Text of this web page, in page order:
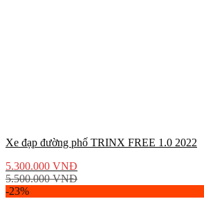
Xe đạp đường phố TRINX FREE 1.0 2022
5.300.000 VNĐ
5.500.000VNĐ
-23%